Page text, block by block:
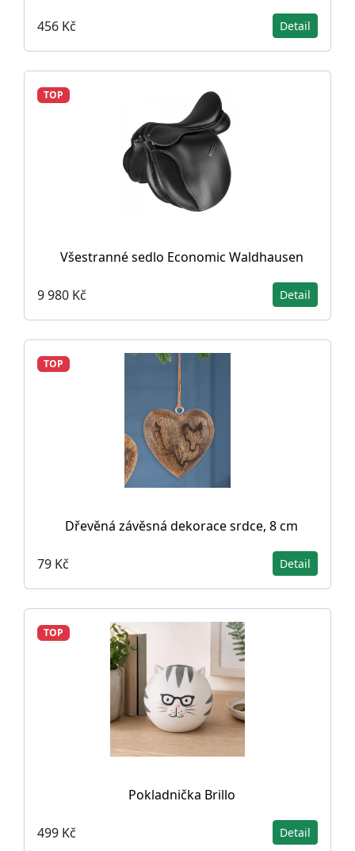
456 Kč Detail
TOP
Všestranné sedlo Economic Waldhausen
9 980 Kč Detail
TOP
Dřevěná závěsná dekorace srdce, 8 cm
79 Kč Detail
TOP
Pokladnička Brillo
499 Kč Detail